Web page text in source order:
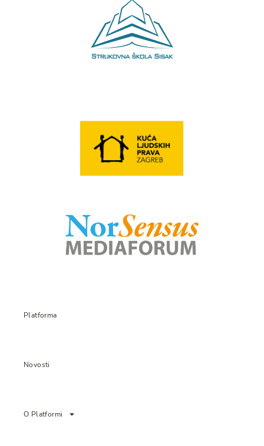
Platforma
Novosti
O Platformi